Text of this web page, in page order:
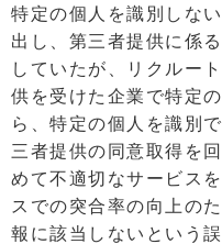
特定の個人を識別しな
出し、第三者提供に係
していたが、リクルー
供を受けた企業で特定
ら、特定の個人を識別
三者提供の同意取得を
めて不適切なサービス
スでの突合率の向上の
報に該当しないという